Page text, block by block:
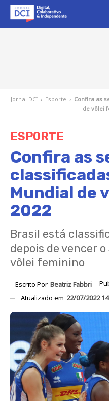
Jornal DCI › Esporte › Confira as
de vôlei
ESPORTE
Confira as
Mundial de
2022
Brasil está
depois de vencer
vôlei feminino
Escrito Por Beatriz Fabbri
Atualizado em 22/07/2022